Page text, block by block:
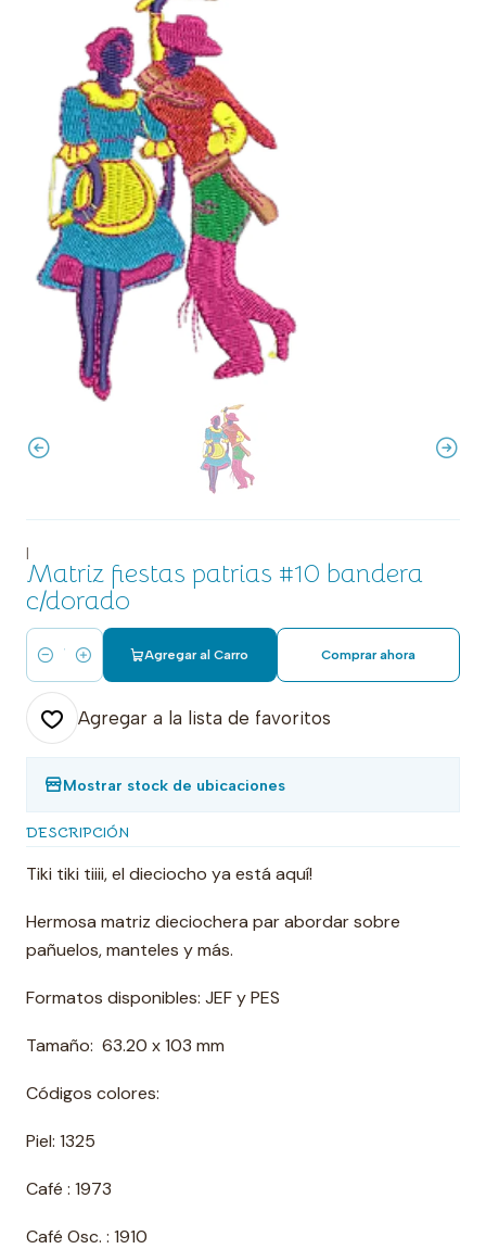
|
Matriz fiestas patrias #10 bandera
c/dorado
Cantidad
Agregar al Carro Comprar ahora
Agregar a la lista de favoritos
Mostrar stock de ubicaciones
DESCRIPCIÓN
Tiki tiki tiiii, el dieciocho ya está aquí!
Hermosa matriz dieciochera par abordar sobre
pañuelos, manteles y más.
Formatos disponibles: JEF y PES
Tamaño: 63.20 x 103 mm
Códigos colores:
Piel: 1325
Café : 1973
Café Osc. : 1910